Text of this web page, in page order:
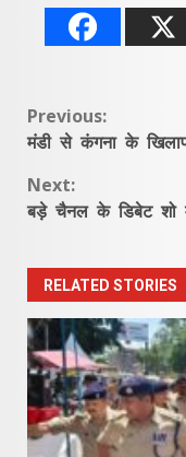
Continue
Previous:
मंडी से कंगना के
Next:
बड़े चैनल के डिबेट शो
RELATED STORIES